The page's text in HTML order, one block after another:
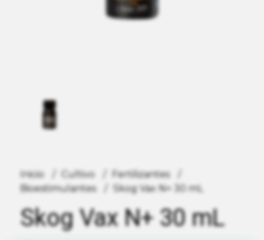
Inicio Cultivo
Fertilizantes
Bioestimulantes
Skog Vax N+ 30 mL
Skog Vax N+ 30 mL